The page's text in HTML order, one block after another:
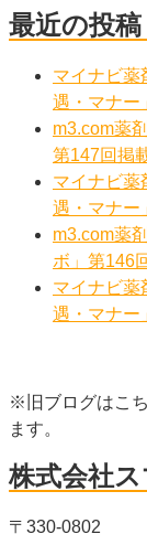
最近の投稿
マイナビ薬
遇・マナー
m3.com薬
第147回掲
マイナビ薬
遇・マナー
m3.com薬
ボ」第146
マイナビ薬
遇・マナー
※旧ブログはこ
ます。
株式会社
〒330-0802